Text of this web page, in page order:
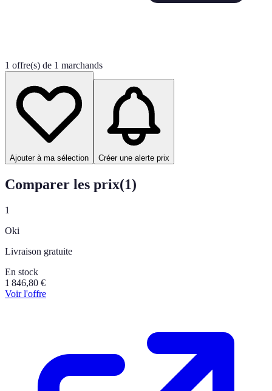
1 offre(s) de 1 marchands
Ajouter à ma sélection Créer une alerte prix
Comparer les prix(1)
1
Oki
Livraison gratuite
En stock
1 846,80 €
Voir l'offre